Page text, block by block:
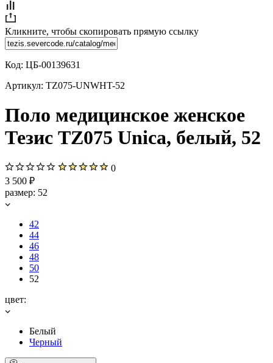
Кликните, чтобы скопировать прямую ссылку
Код: ЦБ-00139631
Артикул: TZ075-UNWHT-52
Поло медицинское женское
Тезис TZ075 Unica, белый, 52
0
3 500 ₽
размер: 52
42
44
46
48
50
52
цвет:
Белый
Черный